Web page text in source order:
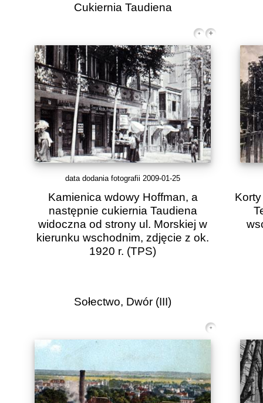
Cukiernia Taudiena
data dodania fotografii 2009-01-25
Kamienica wdowy Hoffman, a
następnie cukiernia Taudiena
widoczna od strony ul. Morskiej w
kierunku wschodnim, zdjęcie z ok.
1920 r. (TPS)
Sołectwo, Dwór (III)